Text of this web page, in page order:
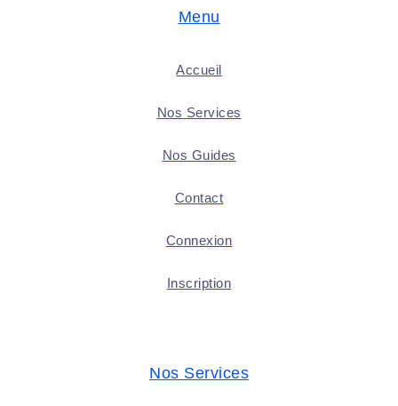
Menu
Accueil
Nos Services
Nos Guides
Contact
Connexion
Inscription
Nos Services